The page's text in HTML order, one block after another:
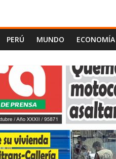
PERÚ MUNDO ECONOMÍA